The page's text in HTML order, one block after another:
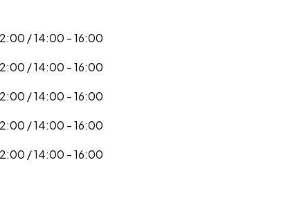
/ 14:00 - 16:00
/ 14:00 - 16:00
/ 14:00 - 16:00
/ 14:00 - 16:00
/ 14:00 - 16:00